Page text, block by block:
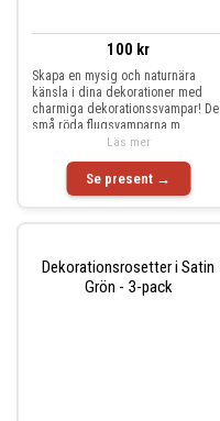
100 kr
Skapa en mysig och naturnära
känsla i dina dekorationer med
charmiga dekorationssvampar! De
små röda flugsvamparna m
Se present →
Läs mer
Dekorationsrosetter i Satin
Grön - 3-pack